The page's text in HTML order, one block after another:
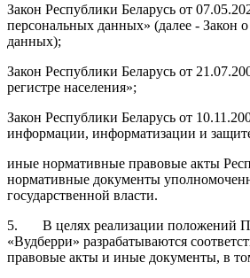
Закон Республики Беларусь от
персональных данных» (далее - Закон
данных);
Закон Республики Беларусь от
регистре населения»;
Закон Республики Беларусь от
информации, информатизации и
иные нормативные правовые акты
нормативные документы
государственной власти.
5. В целях реализации положений
«Вудберри» разрабатываются
правовые акты и иные документы, в